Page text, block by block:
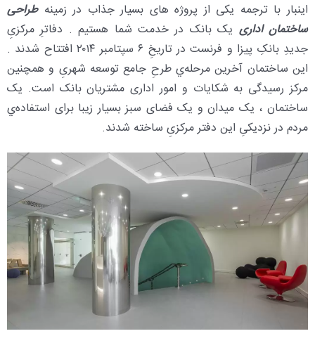
اینبار با ترجمه یکی از پروژه های بسیار جذاب در زمینه طراحی
ساختمان اداری یک بانک در خدمت شما هستیم . دفاترِ مرکزیِ
جدیدِ بانکِ پیزا و فرنست در تاریخِ ۶ سپتامبر ۲۰۱۴ افتتاح شدند .
این ساختمان آخرین مرحله‌ي طرحِ جامع توسعه شهریِ و همچنین
مرکز رسیدگی به شکایات و امور اداری مشتریان بانک است. یک
ساختمان ، یک میدان و یک فضای سبز بسیار زیبا برای استفاده‌ي
مردم در نزدیکیِ این دفتر مرکزیِ ساخته شدند.